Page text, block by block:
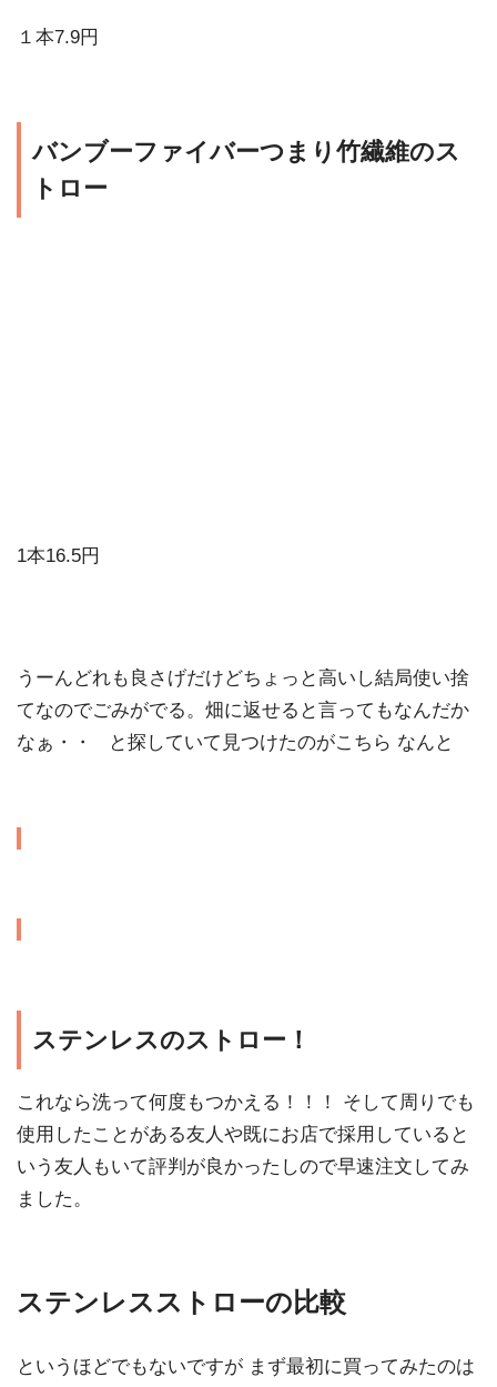
１本7.9円
バンブーファイバーつまり竹繊維のス
トロー
1本16.5円
うーんどれも良さげだけどちょっと高いし結局使い捨
てなのでごみがでる。畑に返せると言ってもなんだか
なぁ・・ と探していて見つけたのがこちら なんと
ステンレスのストロー！
これなら洗って何度もつかえる！！！ そして周りでも
使用したことがある友人や既にお店で採用していると
いう友人もいて評判が良かったしので早速注文してみ
ました。
ステンレスストローの比較
というほどでもないですが まず最初に買ってみたのは